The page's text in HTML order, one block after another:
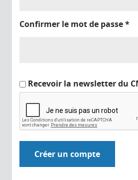
Confirmer le mot de passe*
Recevoir la newsletter du